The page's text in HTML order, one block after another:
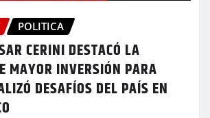
POLITICA
CERINI DESTACÓ LA
MAYOR INVERSIÓN PARA
DESAFÍOS DEL PAÍS EN